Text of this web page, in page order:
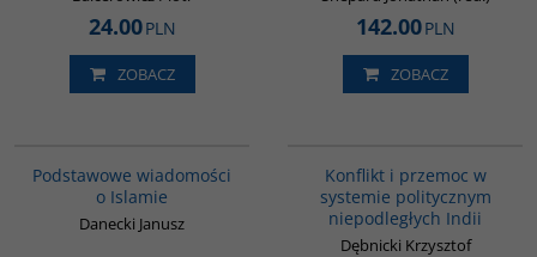
24.00PLN
ZOBACZ
142.00PLN
ZOBACZ
Podstawowe wiadomości
o Islamie
Danecki Janusz
Konflikt i przemoc w
systemie politycznym
niepodległych Indii
Dębnicki Krzysztof